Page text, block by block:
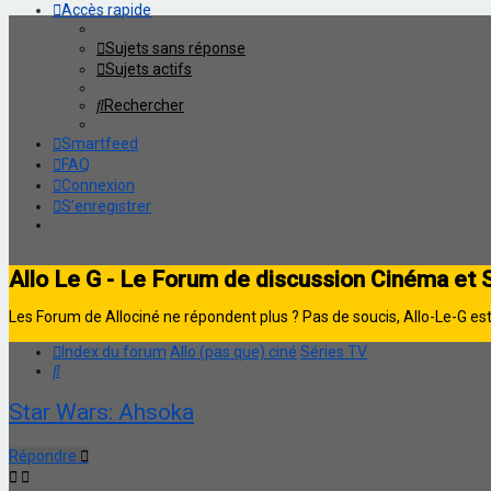
Accès rapide
Sujets sans réponse
Sujets actifs
Rechercher
Smartfeed
FAQ
Connexion
S’enregistrer
Allo Le G - Le Forum de discussion Cinéma et
Les Forum de Allociné ne répondent plus ? Pas de soucis, Allo-Le-G
Index du forum Allo (pas que) ciné Séries TV
Rechercher
Star Wars: Ahsoka
Répondre